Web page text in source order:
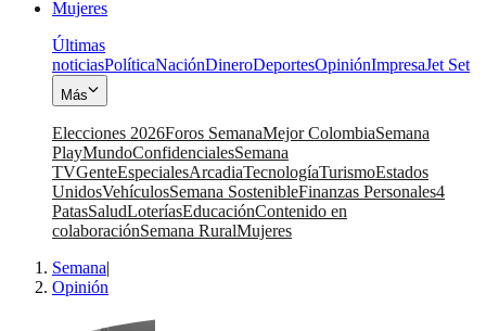
Mujeres
Últimas
noticiasPolíticaNaciónDineroDeportesOpiniónImpresaJet Set
Más
Elecciones 2026Foros SemanaMejor ColombiaSemana
PlayMundoConfidencialesSemana
TVGenteEspecialesArcadiaTecnologíaTurismoEstados
UnidosVehículosSemana SostenibleFinanzas Personales4
PatasSaludLoteríasEducaciónContenido en
colaboraciónSemana RuralMujeres
Semana|
Opinión